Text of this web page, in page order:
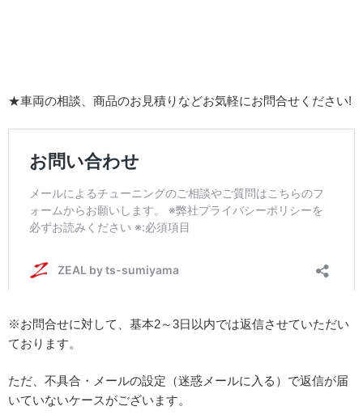
★車両の相談、商品のお見積りなどお気軽にお問合せください!
※お問合せに対して、基本2～3日以内では返信させていただい
ております。
ただ、不具合・メールの設定（迷惑メールに入る）で返信が届
いていないケースがございます。